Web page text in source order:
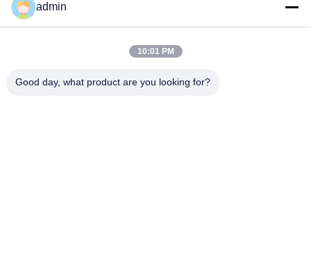
admin
10:01 PM
Good day, what product are you looking for?